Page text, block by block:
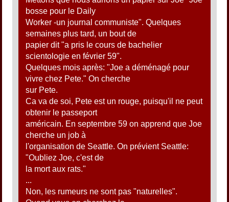
bosse pour le Daily
Worker -un journal communiste". Quelques
semaines plus tard, un bout de
papier dit "a pris le cours de bachelier
scientologie en février 59".
Quelques mois après: "Joe a déménagé pour
vivre chez Pete." On cherche
sur Pete.
Ca va de soi, Pete est un rouge, puisqu'il ne peut
obtenir le passeport
américain. En septembre 59 on apprend que Joe
cherche un job à
l'organisation de Seattle. On prévient Seattle:
"Oubliez Joe, c'est de
la mort aux rats."
...
Non, les rumeurs ne sont pas "naturelles".